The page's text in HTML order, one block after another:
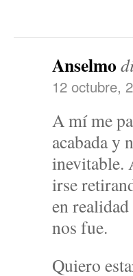
Anselmo
12 octubre,
A mí me
acabada y
inevitable.
irse
en realidad
nos fue.
Quiero